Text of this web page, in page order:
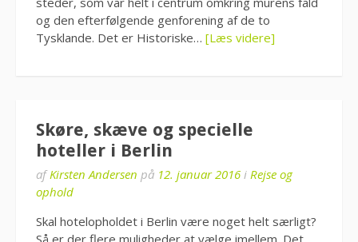
og den efterfølgende genforening af de to
Tysklande. Det er Historiske… [Læs videre]
Skøre, skæve og specielle
hoteller i Berlin
afKirsten Andersen på 12. januar 2016 i Rejse og
ophold
Skal hotelopholdet i Berlin være noget helt særligt?
Så er der flere muligheder at vælge imellem. Det